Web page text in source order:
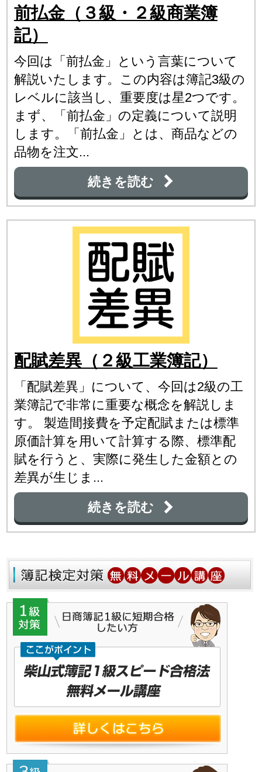
前払金（３級・２級商業簿
記）
今回は「前払金」という言葉について
解説いたします。この内容は簿記3級の
レベルに該当し、重要度は星2つです。
まず、「前払金」の定義について説明
します。「前払金」とは、商品などの
品物を注文...
続きを読む
配賦差異（２級工業簿記）
「配賦差異」について、今回は2級の工
業簿記で非常に重要な概念を解説しま
す。 製造間接費を予定配賦または標準
原価計算を用いて計算する際、標準配
賦を行うと、実際に発生した金額との
差異が生じま...
続きを読む